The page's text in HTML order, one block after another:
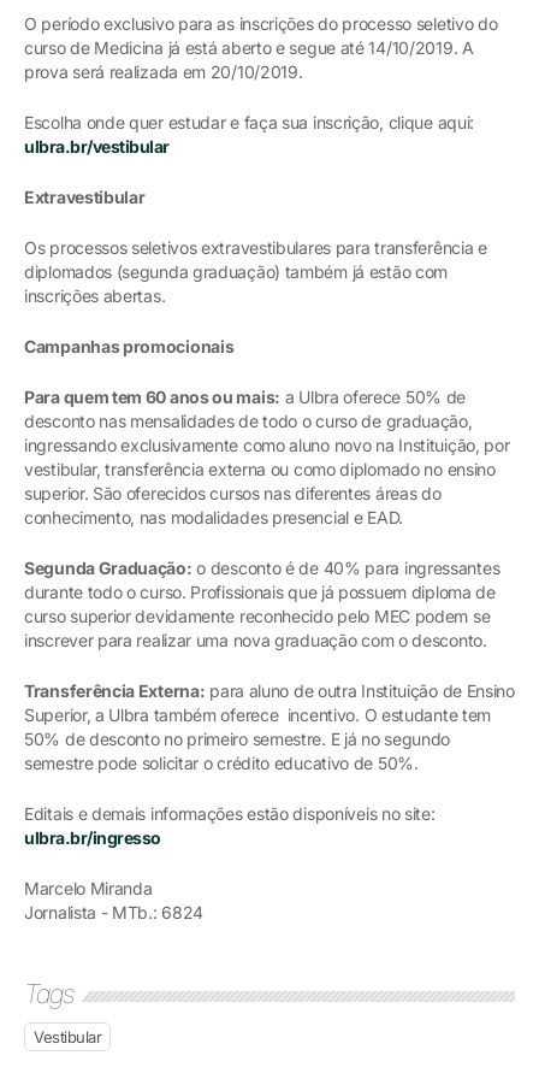
O período exclusivo para as inscrições do processo seletivo do
curso de Medicina já está aberto e segue até 14/10/2019. A
prova será realizada em 20/10/2019.
Escolha onde quer estudar e faça sua inscrição, clique aqui:
ulbra.br/vestibular
Extravestibular
Os processos seletivos extravestibulares para transferência e
diplomados (segunda graduação) também já estão com
inscrições abertas.
Campanhas promocionais
Para quem tem 60 anos ou mais: a Ulbra oferece 50% de
desconto nas mensalidades de todo o curso de graduação,
ingressando exclusivamente como aluno novo na Instituição, por
vestibular, transferência externa ou como diplomado no ensino
superior. São oferecidos cursos nas diferentes áreas do
conhecimento, nas modalidades presencial e EAD.
Segunda Graduação: o desconto é de 40% para ingressantes
durante todo o curso. Profissionais que já possuem diploma de
curso superior devidamente reconhecido pelo MEC podem se
inscrever para realizar uma nova graduação com o desconto.
Transferência Externa: para aluno de outra Instituição de Ensino
Superior, a Ulbra também oferece incentivo. O estudante tem
50% de desconto no primeiro semestre. E já no segundo
semestre pode solicitar o crédito educativo de 50%.
Editais e demais informações estão disponíveis no site:
ulbra.br/ingresso
Marcelo Miranda
Jornalista - MTb.: 6824
Tags
Vestibular